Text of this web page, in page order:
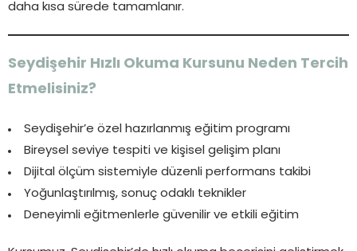
daha kısa sürede tamamlanır.
Seydişehir Hızlı Okuma Kursunu Neden Tercih
Etmelisiniz?
Seydişehir’e özel hazırlanmış eğitim programı
Bireysel seviye tespiti ve kişisel gelişim planı
Dijital ölçüm sistemiyle düzenli performans takibi
Yoğunlaştırılmış, sonuç odaklı teknikler
Deneyimli eğitmenlerle güvenilir ve etkili eğitim